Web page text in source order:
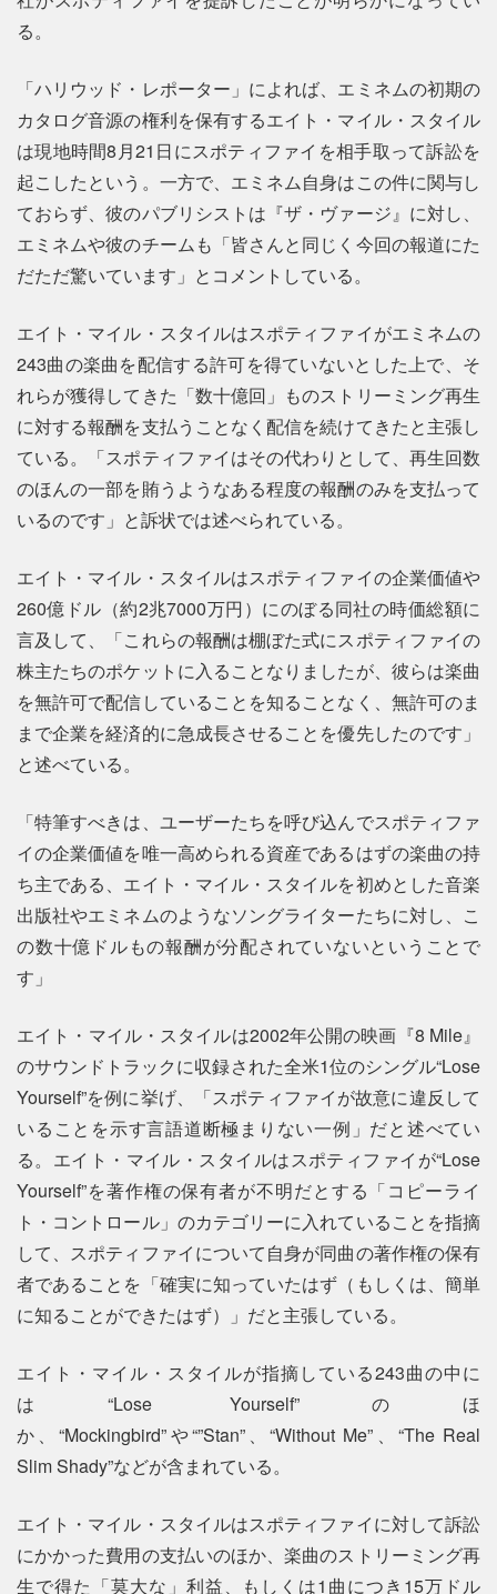
る。
「ハリウッド・レポーター」によれば、エミネムの初期の
カタログ音源の権利を保有するエイト・マイル・スタイル
は現地時間8月21日にスポティファイを相手取って訴訟を
起こしたという。一方で、エミネム自身はこの件に関与し
ておらず、彼のパブリシストは『ザ・ヴァージ』に対し、
エミネムや彼のチームも「皆さんと同じく今回の報道にた
だただ驚いています」とコメントしている。
エイト・マイル・スタイルはスポティファイがエミネムの
243曲の楽曲を配信する許可を得ていないとした上で、そ
れらが獲得してきた「数十億回」ものストリーミング再生
に対する報酬を支払うことなく配信を続けてきたと主張し
ている。「スポティファイはその代わりとして、再生回数
のほんの一部を賄うようなある程度の報酬のみを支払って
いるのです」と訴状では述べられている。
エイト・マイル・スタイルはスポティファイの企業価値や
260億ドル（約2兆7000万円）にのぼる同社の時価総額に
言及して、「これらの報酬は棚ぼた式にスポティファイの
株主たちのポケットに入ることなりましたが、彼らは楽曲
を無許可で配信していることを知ることなく、無許可のま
まで企業を経済的に急成長させることを優先したのです」
と述べている。
「特筆すべきは、ユーザーたちを呼び込んでスポティファ
イの企業価値を唯一高められる資産であるはずの楽曲の持
ち主である、エイト・マイル・スタイルを初めとした音楽
出版社やエミネムのようなソングライターたちに対し、こ
の数十億ドルもの報酬が分配されていないということで
す」
エイト・マイル・スタイルは2002年公開の映画『8 Mile』
のサウンドトラックに収録された全米1位のシングル“Lose
Yourself”を例に挙げ、「スポティファイが故意に違反して
いることを示す言語道断極まりない一例」だと述べてい
る。エイト・マイル・スタイルはスポティファイが“Lose
Yourself”を著作権の保有者が不明だとする「コピーライ
ト・コントロール」のカテゴリーに入れていることを指摘
して、スポティファイについて自身が同曲の著作権の保有
者であることを「確実に知っていたはず（もしくは、簡単
に知ることができたはず）」だと主張している。
エイト・マイル・スタイルが指摘している243曲の中に
は“Lose Yourself”のほ
か、“Mockingbird”や“”Stan”、“Without Me”、“The Real
Slim Shady”などが含まれている。
エイト・マイル・スタイルはスポティファイに対して訴訟
にかかった費用の支払いのほか、楽曲のストリーミング再
生で得た「莫大な」利益、もしくは1曲につき15万ドル